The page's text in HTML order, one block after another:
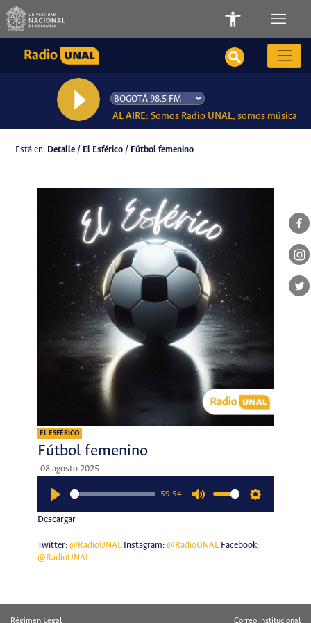
AL AIRE: Somos Radio UNAL, somos música
Está en: Detalle / El Esférico / Fútbol femenino
EL ESFÉRICO
Fútbol femenino
08 agosto 2025
59:54
Descargar
Twitter: @RadioUNALInstagram: @RadioUNALFacebook:
@RadioUNAL
Régimen Legal Correo institucional